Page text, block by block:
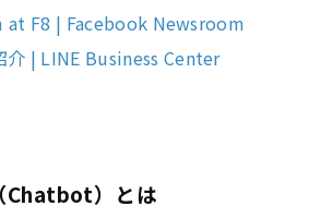
at F8 | Facebook Newsroom
介 | LINE Business Center
Chatbot）とは